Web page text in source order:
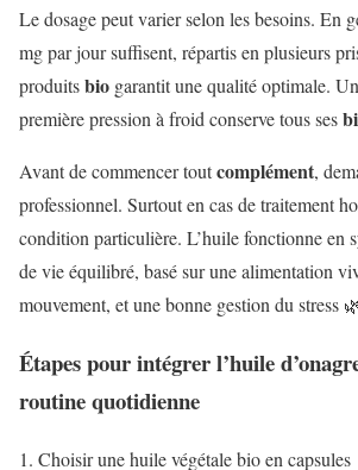
Le dosage peut varier selon les besoins. En
mg par jour suffisent, répartis en plusieurs
produitsbio garantit une qualité optimale.
première pression à froid conserve tous ses
Avant de commencer toutcomplément,
professionnel. Surtout en cas de traitement
condition particulière. L’huile fonctionne en
de vie équilibré, basé sur une alimentation
mouvement, et une bonne gestion du stress
Étapes pour intégrer l’huile
routine quotidienne
Choisir une huile végétale bio en capsules